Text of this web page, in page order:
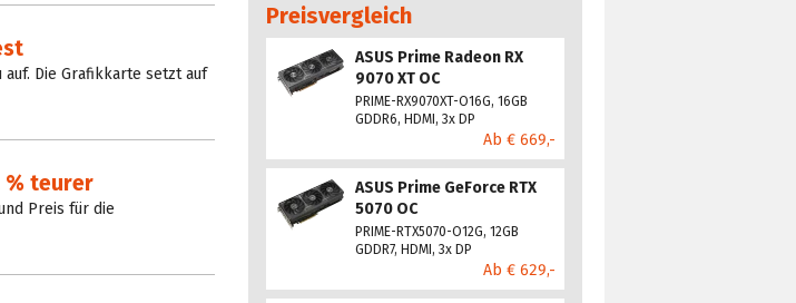
auf. Die Grafikkarte setzt auf
% teurer
Preis für die
Preisvergleich
ASUS Prime Radeon RX
9070 XT OC
PRIME-RX9070XT-O16G, 16GB
GDDR6, HDMI, 3x DP
Ab € 669,-
ASUS Prime GeForce RTX
5070 OC
PRIME-RTX5070-O12G, 12GB
GDDR7, HDMI, 3x DP
Ab € 629,-